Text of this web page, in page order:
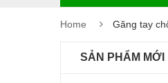
Home Găng tay
SẢN PHẨM MỚI